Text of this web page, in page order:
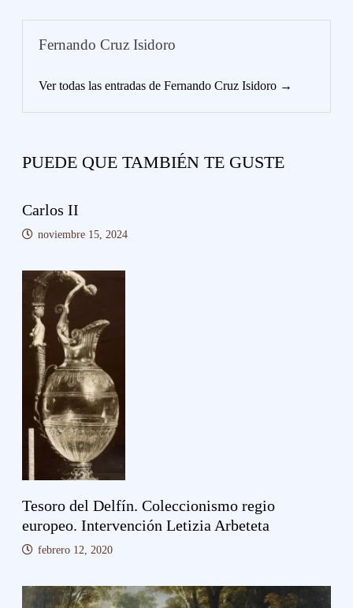
A
pp
es
t
ok r
bl Li pa
r
Fernando Cruz Isidoro
Ver todas las entradas de Fernando Cruz Isidoro →
PUEDE QUE TAMBIÉN TE GUSTE
Carlos II
noviembre 15, 2024
Tesoro del Delfín. Coleccionismo regio
europeo. Intervención Letizia Arbeteta
febrero 12, 2020